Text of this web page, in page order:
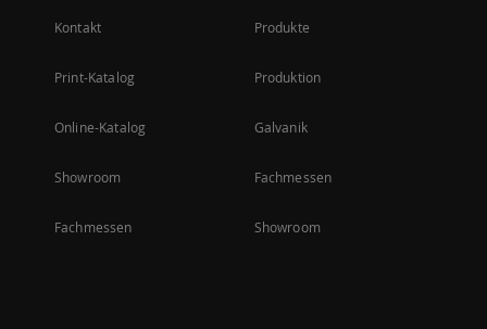
Kontakt
Print-Katalog
Online-Katalog
Showroom
Fachmessen
Produkte
Produktion
Galvanik
Fachmessen
Showroom